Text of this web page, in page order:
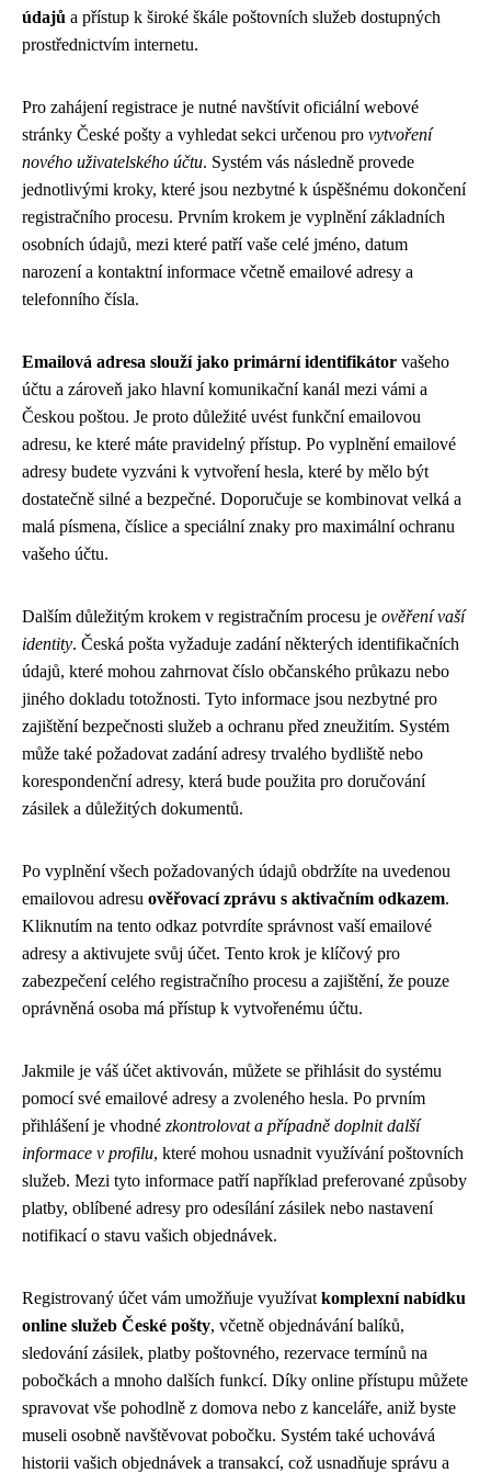
údajů a přístup k široké škále poštovních služeb dostupných
prostřednictvím internetu.
Pro zahájení registrace je nutné navštívit oficiální webové
stránky České pošty a vyhledat sekci určenou pro vytvoření
nového uživatelského účtu. Systém vás následně provede
jednotlivými kroky, které jsou nezbytné k úspěšnému dokončení
registračního procesu. Prvním krokem je vyplnění základních
osobních údajů, mezi které patří vaše celé jméno, datum
narození a kontaktní informace včetně emailové adresy a
telefonního čísla.
Emailová adresa slouží jako primární identifikátor vašeho
účtu a zároveň jako hlavní komunikační kanál mezi vámi a
Českou poštou. Je proto důležité uvést funkční emailovou
adresu, ke které máte pravidelný přístup. Po vyplnění emailové
adresy budete vyzváni k vytvoření hesla, které by mělo být
dostatečně silné a bezpečné. Doporučuje se kombinovat velká a
malá písmena, číslice a speciální znaky pro maximální ochranu
vašeho účtu.
Dalším důležitým krokem v registračním procesu je ověření vaší
identity. Česká pošta vyžaduje zadání některých identifikačních
údajů, které mohou zahrnovat číslo občanského průkazu nebo
jiného dokladu totožnosti. Tyto informace jsou nezbytné pro
zajištění bezpečnosti služeb a ochranu před zneužitím. Systém
může také požadovat zadání adresy trvalého bydliště nebo
korespondenční adresy, která bude použita pro doručování
zásilek a důležitých dokumentů.
Po vyplnění všech požadovaných údajů obdržíte na uvedenou
emailovou adresu ověřovací zprávu s aktivačním odkazem.
Kliknutím na tento odkaz potvrdíte správnost vaší emailové
adresy a aktivujete svůj účet. Tento krok je klíčový pro
zabezpečení celého registračního procesu a zajištění, že pouze
oprávněná osoba má přístup k vytvořenému účtu.
Jakmile je váš účet aktivován, můžete se přihlásit do systému
pomocí své emailové adresy a zvoleného hesla. Po prvním
přihlášení je vhodné zkontrolovat a případně doplnit další
informace v profilu, které mohou usnadnit využívání poštovních
služeb. Mezi tyto informace patří například preferované způsoby
platby, oblíbené adresy pro odesílání zásilek nebo nastavení
notifikací o stavu vašich objednávek.
Registrovaný účet vám umožňuje využívat komplexní nabídku
online služeb České pošty, včetně objednávání balíků,
sledování zásilek, platby poštovného, rezervace termínů na
pobočkách a mnoho dalších funkcí. Díky online přístupu můžete
spravovat vše pohodlně z domova nebo z kanceláře, aniž byste
museli osobně navštěvovat pobočku. Systém také uchovává
historii vašich objednávek a transakcí, což usnadňuje správu a